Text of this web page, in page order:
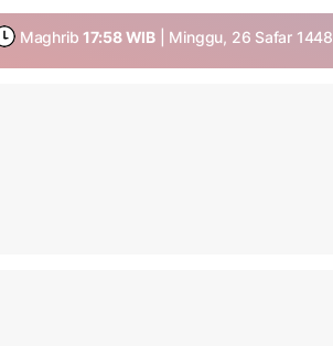
Maghrib 17:58 WIB | Minggu, 26 Safar 1448